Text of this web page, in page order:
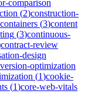
comparison
(2)construction-
containers (3)content
(3)continuous-
contract-review
design
optimization
(1)cookie-
(1)core-web-vitals